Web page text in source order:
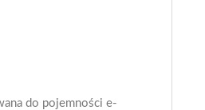
do pojemności e-